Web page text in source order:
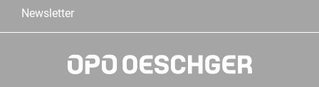
Newsletter